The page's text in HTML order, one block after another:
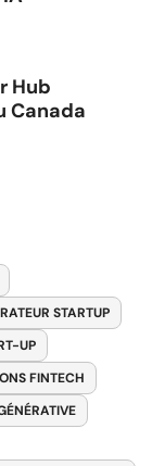
Hub
Canada
STARTUP
UP
FINTECH